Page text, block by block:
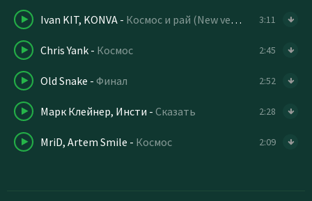
Ivan KIT, KONVA - Космос и рай (New version) 3:11
Chris Yank - Космос 2:45
Old Snake - Финал 2:52
Марк Клейнер, Инсти - Сказать 2:28
MriD, Artem Smile - Космос 2:09